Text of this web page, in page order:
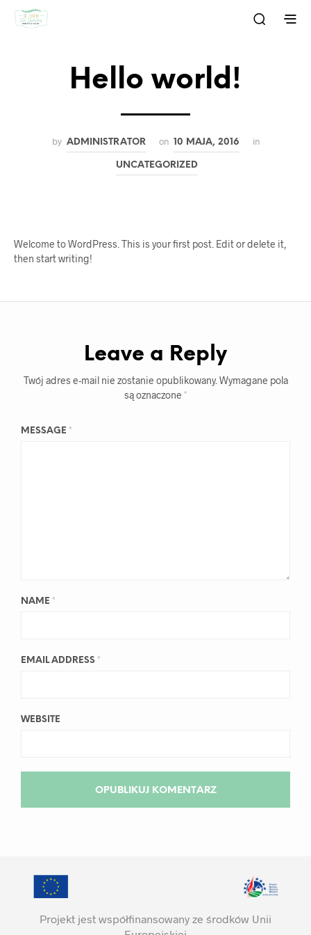
Hello world!
by ADMINISTRATOR on 10 MAJA, 2016 in
UNCATEGORIZED
Welcome to WordPress. This is your first post. Edit or delete it,
then start writing!
Leave a Reply
Twój adres e-mail nie zostanie opublikowany. Wymagane pola
są oznaczone *
MESSAGE *
NAME *
EMAIL ADDRESS *
WEBSITE
Projekt jest współfinansowany ze środków Unii